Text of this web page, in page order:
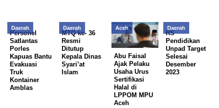
Daerah
Personel
Satlantas
Porles
Kapuas Bantu
Evakuasi
Truk
Kontainer
Amblas
Daerah
MTQ ke- 36
Resmi
Ditutup
Kepala Dinas
Syari’at
Islam
Aceh
Abu Faisal
Ajak Pelaku
Usaha Urus
Sertifikasi
Halal di
LPPOM MPU
Aceh
Daerah
RS
Pendidikan
Unpad Target
Selesai
Desember
2023